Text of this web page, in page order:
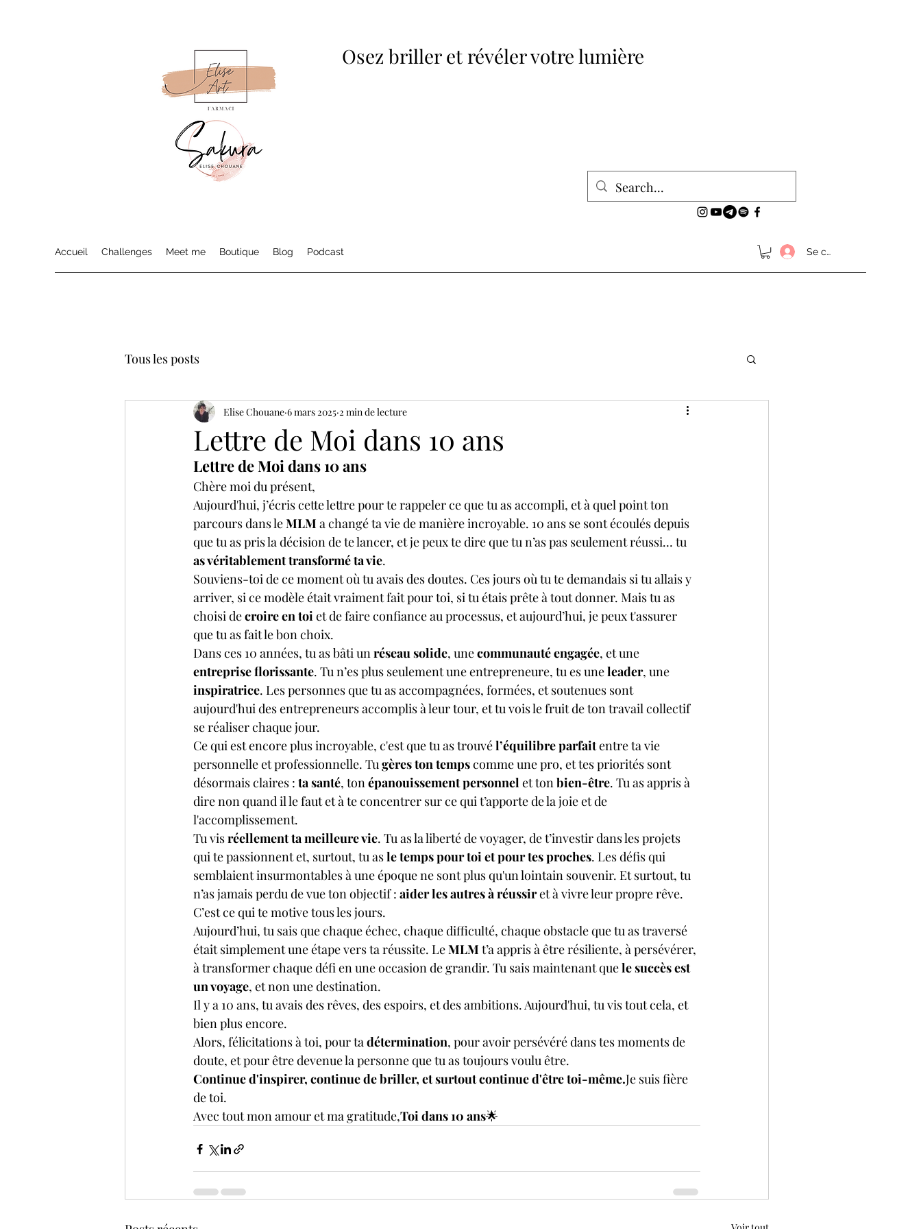
Osez briller et révéler votre lumière
Accueil Challenges Meet me Boutique Blog Podcast Se connecter
Tous les posts
Lettre de Moi dans 10 ans
Elise Chouane 6 mars 2025 2 min de lecture
Lettre de Moi dans 10 ans
Chère moi du présent,
Aujourd'hui, j’écris cette lettre pour te rappeler ce que tu as accompli, et à quel point ton
parcours dans le MLM a changé ta vie de manière incroyable. 10 ans se sont écoulés depuis
que tu as pris la décision de te lancer, et je peux te dire que tu n’as pas seulement réussi… tu
as véritablement transformé ta vie.
Souviens-toi de ce moment où tu avais des doutes. Ces jours où tu te demandais si tu allais y
arriver, si ce modèle était vraiment fait pour toi, si tu étais prête à tout donner. Mais tu as
choisi de croire en toi et de faire confiance au processus, et aujourd’hui, je peux t'assurer
que tu as fait le bon choix.
Dans ces 10 années, tu as bâti un réseau solide, une communauté engagée, et une
entreprise florissante. Tu n’es plus seulement une entrepreneure, tu es une leader, une
inspiratrice. Les personnes que tu as accompagnées, formées, et soutenues sont
aujourd'hui des entrepreneurs accomplis à leur tour, et tu vois le fruit de ton travail collectif
se réaliser chaque jour.
Ce qui est encore plus incroyable, c'est que tu as trouvé l’équilibre parfait entre ta vie
personnelle et professionnelle. Tu gères ton temps comme une pro, et tes priorités sont
désormais claires : ta santé, ton épanouissement personnel et ton bien-être. Tu as appris à
dire non quand il le faut et à te concentrer sur ce qui t’apporte de la joie et de
l'accomplissement.
Tu vis réellement ta meilleure vie. Tu as la liberté de voyager, de t’investir dans les projets
qui te passionnent et, surtout, tu as le temps pour toi et pour tes proches. Les défis qui
semblaient insurmontables à une époque ne sont plus qu'un lointain souvenir. Et surtout, tu
n’as jamais perdu de vue ton objectif : aider les autres à réussir et à vivre leur propre rêve.
C’est ce qui te motive tous les jours.
Aujourd’hui, tu sais que chaque échec, chaque difficulté, chaque obstacle que tu as traversé
était simplement une étape vers ta réussite. Le MLM t’a appris à être résiliente, à persévérer,
à transformer chaque défi en une occasion de grandir. Tu sais maintenant que le succès est
un voyage, et non une destination.
Il y a 10 ans, tu avais des rêves, des espoirs, et des ambitions. Aujourd'hui, tu vis tout cela, et
bien plus encore.
Alors, félicitations à toi, pour ta détermination, pour avoir persévéré dans tes moments de
doute, et pour être devenue la personne que tu as toujours voulu être.
Continue d'inspirer, continue de briller, et surtout continue d'être toi-même.Je suis fière
de toi.
Avec tout mon amour et ma gratitude,Toi dans 10 ans🌟